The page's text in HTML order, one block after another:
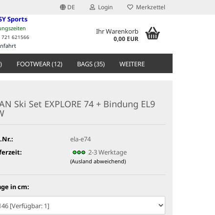
DE Login Merkzettel
Sports
721 621566
Ihr Warenkorb
0,00 EUR
FOOTWEAR (12) BAGS (35) WEITERE
Ski Set EXPLORE 74 + Bindung EL9
ela-e74
2-3 Werktage
(Ausland abweichend)
in cm: